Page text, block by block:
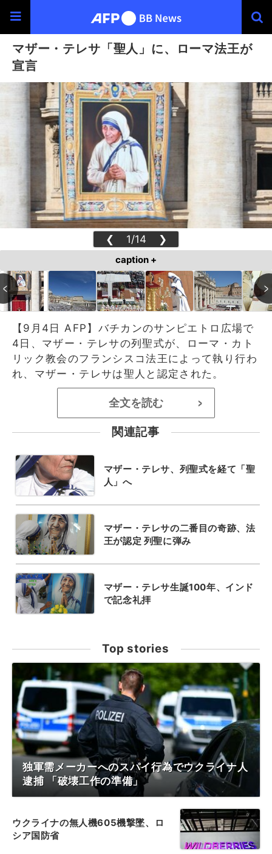
マザー・テレサ「聖人」に、ローマ法王が
宣言
❮ 1/14 ❯
caption +
【9月4日 AFP】バチカンのサンピエトロ広場で
4日、マザー・テレサの列聖式が、ローマ・カト
リック教会のフランシスコ法王によって執り行わ
れ、マザー・テレサは聖人と認定された。
全文を読む >
関連記事
マザー・テレサ、列聖式を経て「聖
人」へ
マザー・テレサの二番目の奇跡、法
王が認定 列聖に弾み
マザー・テレサ生誕100年、インド
で記念礼拝
Top stories
独軍需メーカーへのスパイ行為でウクライナ人
逮捕 「破壊工作の準備」
ウクライナの無人機605機撃墜、ロ
シア国防省